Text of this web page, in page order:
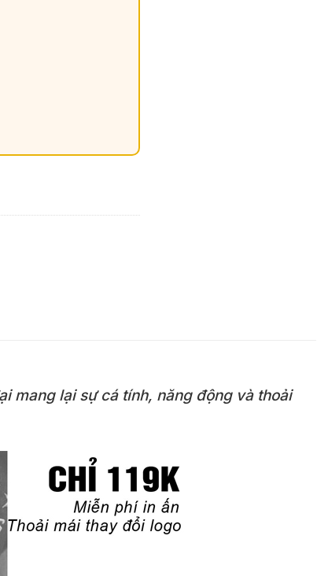
lượng
mang lại sự cá tính, năng động và thoải